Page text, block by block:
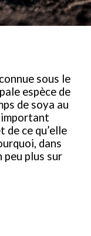
sous le
espèce de
de soya au
de ce qu’elle
dans
peu plus sur